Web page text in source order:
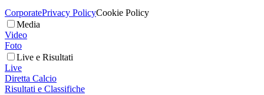
CorporatePrivacy PolicyCookie Policy
Media
Video
Foto
Live e Risultati
Live
Diretta Calcio
Risultati e Classifiche